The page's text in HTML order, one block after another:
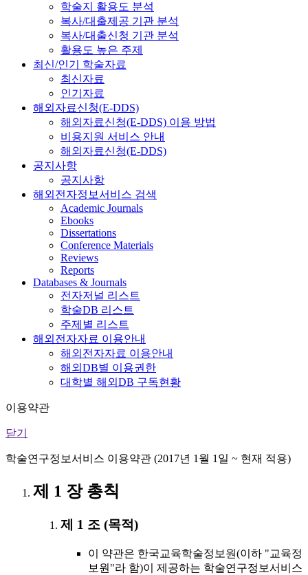
학술지 활용도 분석
복사/대출제공 기관 분석
복사/대출신청 기관 분석
활용도 높은 주제
최신/인기 학술자료
최신자료
인기자료
해외자료신청(E-DDS)
해외자료신청(E-DDS) 이용 방법
비용지원 서비스 안내
해외자료신청(E-DDS)
공지사항
공지사항
해외전자정보서비스 검색
Academic Journals
Ebooks
Dissertations
Conference Materials
Reviews
Reports
Databases & Journals
전자저널 리스트
학술DB 리스트
주제별 리스트
해외전자자료 이용안내
해외전자자료 이용안내
해외DB별 이용권한
대학별 해외DB 구독현황
이용약관
닫기
학술연구정보서비스 이용약관 (2017년 1월 1일 ~ 현재 적용)
제 1 장 총칙
제 1 조 (목적)
이 약관은 한국교육학술정보원(이하 "교육정
보원"라 함)이 제공하는 학술연구정보서비스